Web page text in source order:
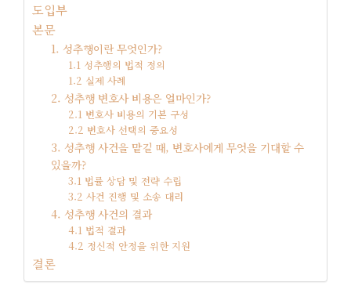
도입부
본문
1. 성추행이란 무엇인가?
1.1 성추행의 법적 정의
1.2 실제 사례
2. 성추행 변호사 비용은 얼마인가?
2.1 변호사 비용의 기본 구성
2.2 변호사 선택의 중요성
3. 성추행 사건을 맡길 때, 변호사에게 무엇을 기대할 수
있을까?
3.1 법률 상담 및 전략 수립
3.2 사건 진행 및 소송 대리
4. 성추행 사건의 결과
4.1 법적 결과
4.2 정신적 안정을 위한 지원
결론